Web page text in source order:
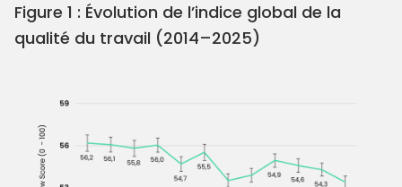
Figure 1 : Évolution de l’indice global de la
qualité du travail (2014–2025)